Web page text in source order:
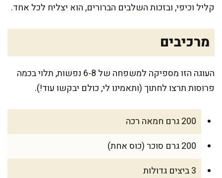
קליל וכיפי, ובזכות השלבים הברורים, הוא יצליח לכל אחד.
מרכיבים
העוגה הזו מספיקה למשפחה של 6-8 נפשות, תלוי בכמה
פרוסות תרצו לחתוך (ותאמינו לי, כולם יבקשו עוד!).
200 גרם חמאה רכה
200 גרם סוכר (כוס אחת)
3 ביצים גדולות